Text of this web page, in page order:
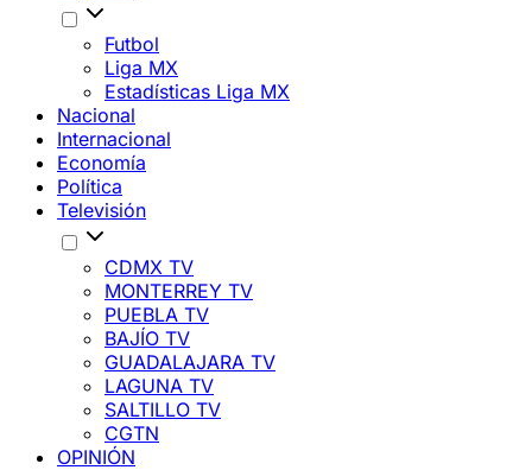
Futbol
Liga MX
Estadísticas Liga MX
Nacional
Internacional
Economía
Política
Televisión
CDMX TV
MONTERREY TV
PUEBLA TV
BAJÍO TV
GUADALAJARA TV
LAGUNA TV
SALTILLO TV
CGTN
OPINIÓN